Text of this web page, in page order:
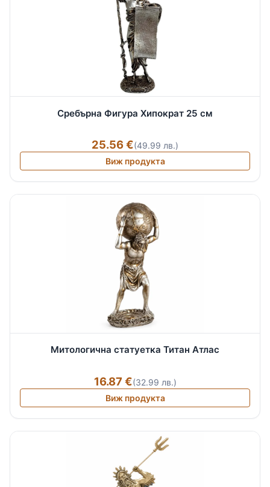
Сребърна Фигура Хипократ 25 см
25.56 €(49.99 лв.)
Виж продукта
Митологична статуетка Титан Атлас
16.87 €(32.99 лв.)
Виж продукта